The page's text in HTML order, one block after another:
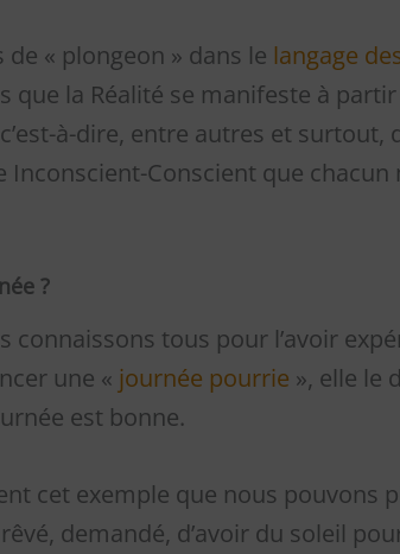
« plongeon » dans le langage
que la Réalité se manifeste à
à-dire, entre autres et surtout,
Inconscient-Conscient que
?
connaissons tous pour l’avoir
une « journée pourrie », elle le
est bonne.
cet exemple que nous pouvons
demandé, d’avoir du soleil